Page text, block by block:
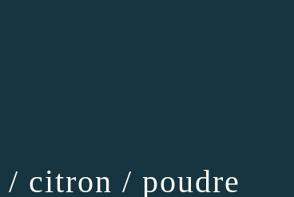
citron / poudre